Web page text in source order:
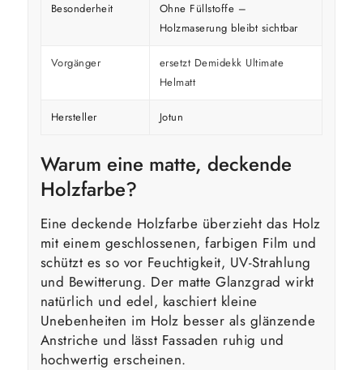
Besonderheit
Ohne Füllstoffe –
Holzmaserung bleibt sichtbar
Vorgänger
ersetzt Demidekk Ultimate
Helmatt
Hersteller Jotun
Warum eine matte, deckende
Holzfarbe?
Eine deckende Holzfarbe überzieht das Holz
mit einem geschlossenen, farbigen Film und
schützt es so vor Feuchtigkeit, UV-Strahlung
und Bewitterung. Der matte Glanzgrad wirkt
natürlich und edel, kaschiert kleine
Unebenheiten im Holz besser als glänzende
Anstriche und lässt Fassaden ruhig und
hochwertig erscheinen.